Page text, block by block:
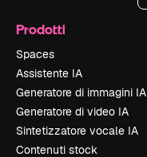
Prodotti
Spaces
Assistente IA
Generatore di immagini IA
Generatore di video IA
Sintetizzatore vocale IA
Contenuti stock